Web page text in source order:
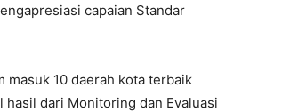
capaian Standar
masuk 10 daerah kota terbaik
hasil dari Monitoring dan Evaluasi